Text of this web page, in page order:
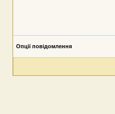
Опції повідомлення